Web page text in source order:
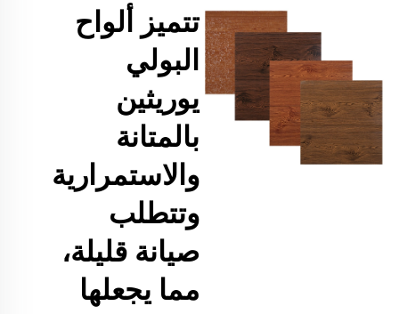
تتميز ألواح
البولي
يوريثين
بالمتانة
والاستمرارية
وتتطلب
صيانة قليلة،
مما يجعلها